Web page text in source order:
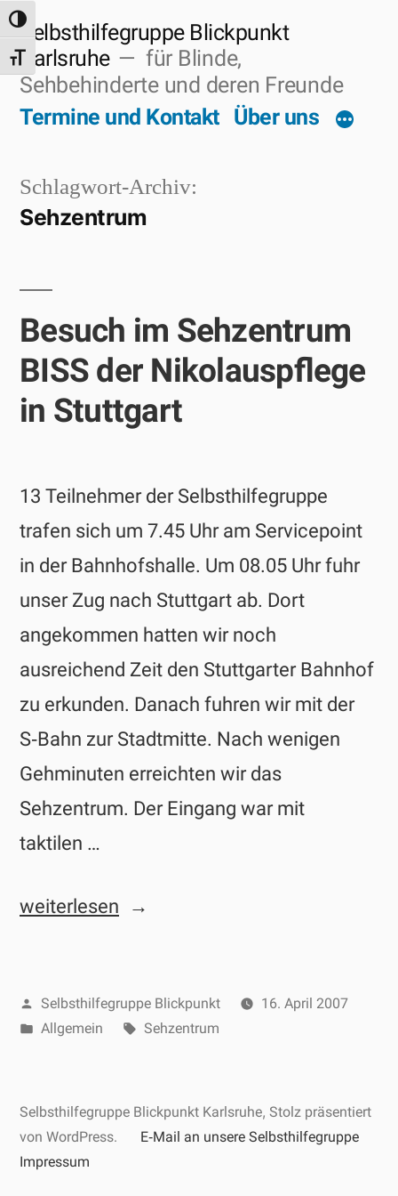
Zum
Inhalt
springen
Umschalten auf hohe Kontraste
Schrift vergrößern
Selbsthilfegruppe Blickpunkt
Karlsruhe
für Blinde,
Sehbehinderte und deren Freunde
Termine und Kontakt Über uns
Schlagwort-Archiv:
Sehzentrum
Besuch im Sehzentrum
BISS der Nikolauspflege
in Stuttgart
13 Teilnehmer der Selbsthilfegruppe
trafen sich um 7.45 Uhr am Servicepoint
in der Bahnhofshalle. Um 08.05 Uhr fuhr
unser Zug nach Stuttgart ab. Dort
angekommen hatten wir noch
ausreichend Zeit den Stuttgarter Bahnhof
zu erkunden. Danach fuhren wir mit der
S‑Bahn zur Stadtmitte. Nach wenigen
Gehminuten erreichten wir das
Sehzentrum. Der Eingang war mit
taktilen …
„Besuch
BISS
in
Stuttgart“
weiterlesen
Veröffentlicht
von
Selbsthilfegruppe Blickpunkt
16. April 2007
Veröffentlicht
Allgemein Schlagwörter:
Sehzentrum
Selbsthilfegruppe Blickpunkt Karlsruhe, Stolz präsentiert
von WordPress.
E‑Mail an unsere Selbsthilfegruppe
Impressum